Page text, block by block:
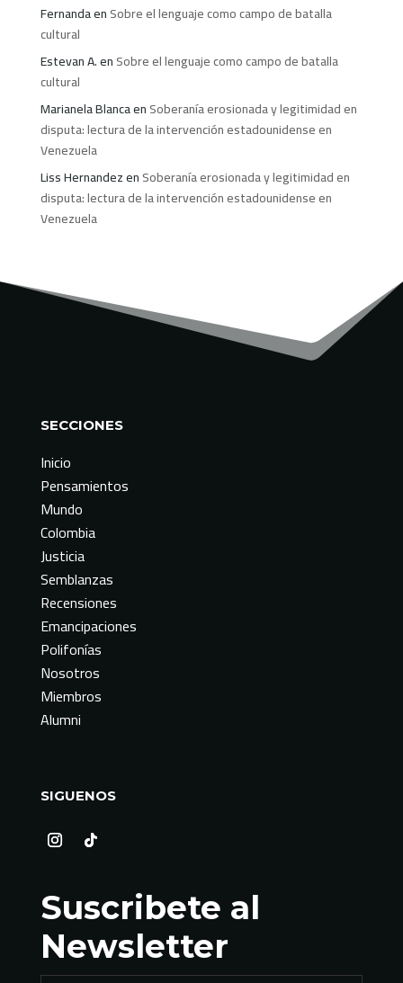
FernandaenSobre el lenguaje como campo de batalla
cultural
Estevan A.enSobre el lenguaje como campo de batalla
cultural
Marianela BlancaenSoberanía erosionada y legitimidad en
disputa: lectura de la intervención estadounidense en
Venezuela
Liss HernandezenSoberanía erosionada y legitimidad en
disputa: lectura de la intervención estadounidense en
Venezuela
SECCIONES
Inicio
Pensamientos
Mundo
Colombia
Justicia
Semblanzas
Recensiones
Emancipaciones
Polifonías
Nosotros
Miembros
Alumni
SIGUENOS
Suscribete al
Newsletter